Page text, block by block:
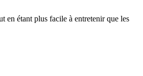
en étant plus facile à entretenir que les